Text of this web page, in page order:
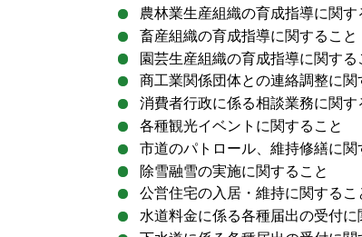
農林業生産組織の育成指導に関す
畜産組織の育成指導に関すること
園芸生産組織の育成指導に関する
商工業関係団体との連絡調整に関
消費者行政に係る相談業務に関す
各種観光イベントに関すること
市道のパトロール、維持修繕に関
除雪融雪の実施に関すること
公営住宅の入居・維持に関するこ
水道料金に係る各種届出の受付に